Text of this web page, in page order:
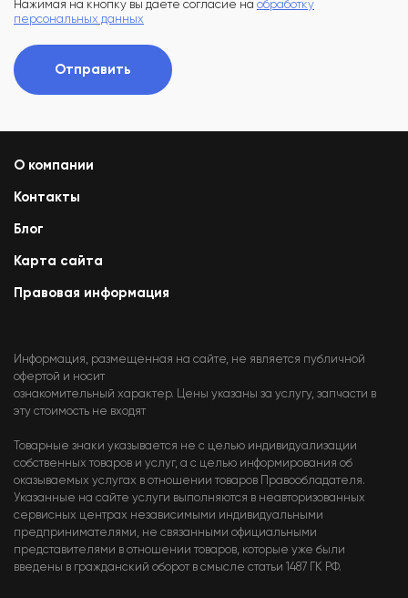
Нажимая на кнопку вы даете согласие на обработку
персональных данных
Отправить
О компании
Контакты
Блог
Карта сайта
Правовая информация
Информация, размещенная на сайте, не является публичной
офертой и носит
ознакомительный характер. Цены указаны за услугу, запчасти в
эту стоимость не входят
Товарные знаки указывается не с целью индивидуализации
собственных товаров и услуг, а с целью информирования об
оказываемых услугах в отношении товаров Правообладателя.
Указанные на сайте услуги выполняются в неавторизованных
сервисных центрах независимыми индивидуальными
предпринимателями, не связанными официальными
представителями в отношении товаров, которые уже были
введены в гражданский оборот в смысле статьи 1487 ГК РФ.